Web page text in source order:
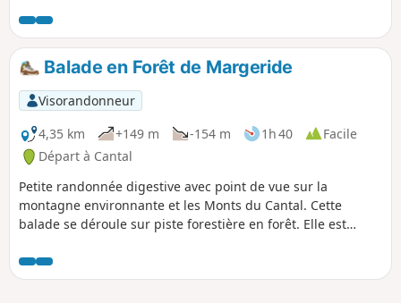
que l'application Visorando soit nécessaire pour bien suivre
l'itinéraire
Balade en Forêt de Margeride
Visorandonneur
4,35 km
+149 m -154 m 1h 40
Facile
Départ à Cantal
Petite randonnée digestive avec point de vue sur la
montagne environnante et les Monts du Cantal. Cette
balade se déroule sur piste forestière en forêt. Elle est